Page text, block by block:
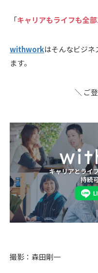
「キャリアもライフも全
withworkはそんなビジ
ます。
＼ ご
撮影：森田剛一